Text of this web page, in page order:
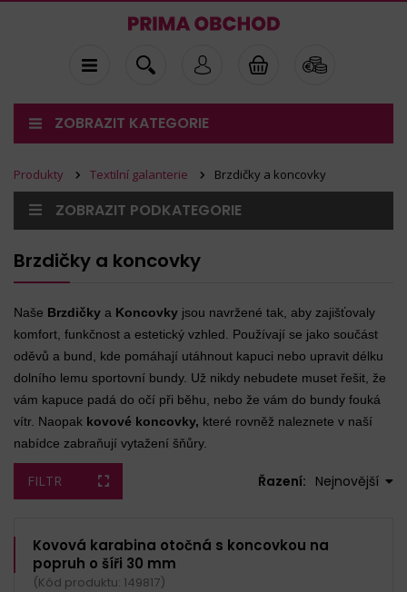
ZOBRAZIT KATEGORIE
Produkty Textilní galanterie Brzdičky a koncovky
ZOBRAZIT PODKATEGORIE
Brzdičky a koncovky
Naše Brzdičky a Koncovky jsou navržené tak, aby zajišťovaly
komfort, funkčnost a estetický vzhled. Používají se jako součást
oděvů a bund, kde pomáhají utáhnout kapuci nebo upravit délku
dolního lemu sportovní bundy. Už nikdy nebudete muset řešit, že
vám kapuce padá do očí při běhu, nebo že vám do bundy fouká
vítr. Naopak kovové koncovky, které rovněž naleznete v naší
nabídce zabraňují vytažení šňůry.
FILTR Řazení: Nejnovější
Kovová karabina otočná s koncovkou na
popruh o šíři 30 mm
(Kód produktu: 149817)